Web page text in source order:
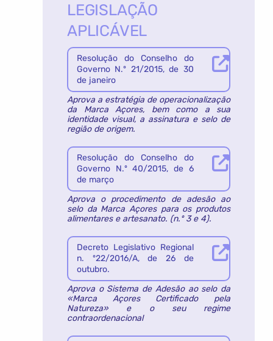
LEGISLAÇÃO
APLICÁVEL
Resolução do Conselho do
Governo N.º 21/2015, de 30
de janeiro
Aprova a estratégia de operacionalização
da Marca Açores, bem como a sua
identidade visual, a assinatura e selo de
região de origem.
Resolução do Conselho do
Governo N.º 40/2015, de 6
de março
Aprova o procedimento de adesão ao
selo da Marca Açores para os produtos
alimentares e artesanato. (n.º 3 e 4).
Decreto Legislativo Regional
n. º22/2016/A, de 26 de
outubro.
Aprova o Sistema de Adesão ao selo da
«Marca Açores Certificado pela
Natureza» e o seu regime
contraordenacional